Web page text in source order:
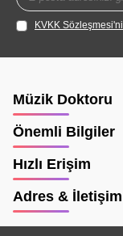
KVKK Sözleşmesi'ni
Müzik Doktoru
Önemli Bilgiler
Hızlı Erişim
Adres & İletişim